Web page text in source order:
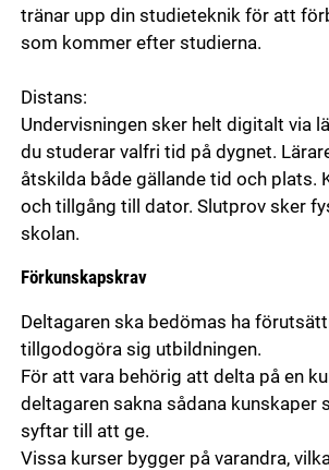
tränar upp din studieteknik för att
som kommer efter studierna.
Distans:
Undervisningen sker helt digitalt via
du studerar valfri tid på dygnet.
åtskilda både gällande tid och plats.
och tillgång till dator. Slutprov sker
skolan.
Förkunskapskrav
Deltagaren ska bedömas ha
tillgodogöra sig utbildningen.
För att vara behörig att delta på en
deltagaren sakna sådana kunskaper
syftar till att ge.
Vissa kurser bygger på varandra,